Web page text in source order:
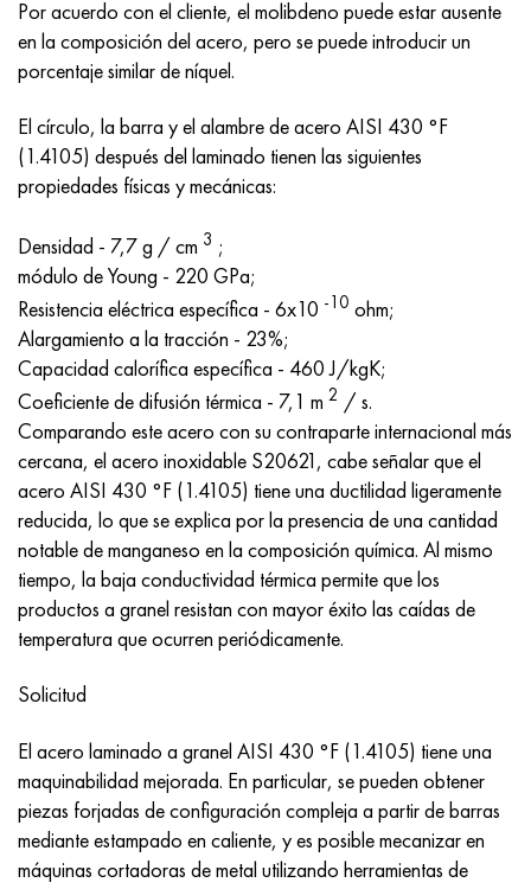
Por acuerdo con el cliente, el molibdeno puede estar ausente
en la composición del acero, pero se puede introducir un
porcentaje similar de níquel.
El círculo, la barra y el alambre de acero AISI 430 °F
(1.4105) después del laminado tienen las siguientes
propiedades físicas y mecánicas:
Densidad - 7,7 g / cm 3 ;
módulo de Young - 220 GPa;
Resistencia eléctrica específica - 6x10 -10 ohm;
Alargamiento a la tracción - 23%;
Capacidad calorífica específica - 460 J/kgK;
Coeficiente de difusión térmica - 7,1 m 2 / s.
Comparando este acero con su contraparte internacional más
cercana, el acero inoxidable S20621, cabe señalar que el
acero AISI 430 °F (1.4105) tiene una ductilidad ligeramente
reducida, lo que se explica por la presencia de una cantidad
notable de manganeso en la composición química. Al mismo
tiempo, la baja conductividad térmica permite que los
productos a granel resistan con mayor éxito las caídas de
temperatura que ocurren periódicamente.
Solicitud
El acero laminado a granel AISI 430 °F (1.4105) tiene una
maquinabilidad mejorada. En particular, se pueden obtener
piezas forjadas de configuración compleja a partir de barras
mediante estampado en caliente, y es posible mecanizar en
máquinas cortadoras de metal utilizando herramientas de
MP159
multimetro n155
Nicrofer 5923 hMo
Nicrofer 6030
Nitronik 40
Nitronik 50
Nitrónico 60
Nitronik 75
Nimonic 80a
Nimónico 90
Nimónico 263
Haynes 230
Hastelloy b2
56DGNH
68NKhVKTYu
79NM, Lupa 7904
80NM
80NMV-VI
80NHS
81HMA
Tipos de aleaciones de precisión
termobimetales
tubo de precisión
HN73MBTYu
XN70YU
HN75MBTYu
XN75TBYu
XN77TYu
XN77TYUR
ХН78Т
HN80TBY
N65M, EP982
H70MFV
5B
TL5
A LAS 6
TS-6
14 titanio
SP-17
40 titanio
1.4567 - AISI 304Cu
1.4570-aisi303Cu
1.4574 - Aleación PH 15-7 Mo®
1.4580 - AISI 316Cb
1.4597 - AISI 204Cu
Aleación 28 - 1.4563
Aleación 31 - 1.4562
Aleación 254smo® - 1.4547
Aleación 926 - 1.4529
AM-350 - ams 5548
AM-355 - ams 5547
Tubería resistente a la corrosión
15X16H2AM
18X11MNFB
18X12VMBFR
20X12VNMF
20Х3FMI
21NKMT
37X12N8G8MFB
40X10X2M
40Х9С2
45Х14Н14В2М
50X14MF
95X18
30X, AISI 5130, 30h
30hgs, 30hgs
30hgsa, 30hgsa
30hgsn2a, 30hgsna
30xn2ma, 30CrNiMo8
30хн3а, 31nicr14
34khn3ma, 36NiCrMo16, 35NiCrMo16
35hgs, 35hgs
35hgsa, 35hgsa
ac35g2, 36smnpb14, 1.0765
38x2n2ma, 34CrNiMo6, 40NiCrMo7
38XA, 37Cr4, AISI 5135
38HN3MFA, 35nicrmov12-5